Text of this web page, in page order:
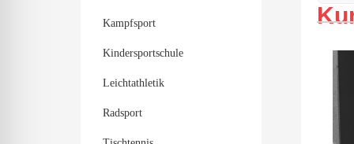
Kampfsport
Kindersportschule
Leichtathletik
Radsport
Modus